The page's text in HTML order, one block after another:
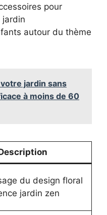
pour
jardin
autour du thème
jardin sans
à moins de 60
du design floral
jardin zen